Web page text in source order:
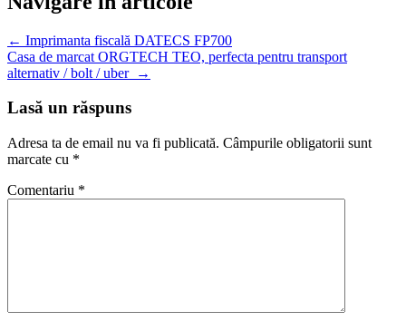
← Imprimanta fiscală DATECS FP700
Casa de marcat ORGTECH TEO, perfecta pentru transport
alternativ / bolt / uber →
Lasă un răspuns
Adresa ta de email nu va fi publicată. Câmpurile obligatorii sunt
marcate cu *
Comentariu *